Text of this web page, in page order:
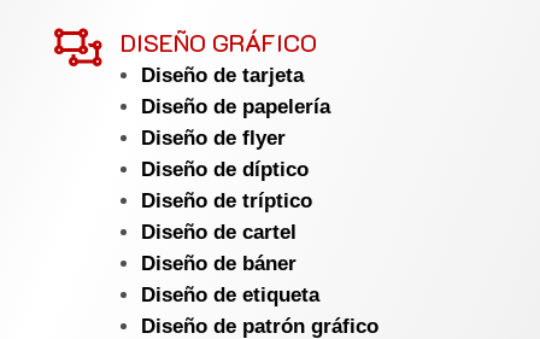
 DISEÑO GRÁFICO
Diseño de tarjeta
Diseño de papelería
Diseño de flyer
Diseño de díptico
Diseño de tríptico
Diseño de cartel
Diseño de báner
Diseño de etiqueta
Diseño de patrón gráfico